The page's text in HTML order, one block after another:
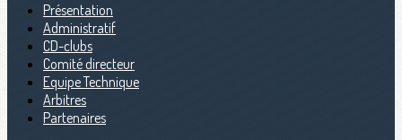
Présentation
Administratif
CD-clubs
Comité directeur
Equipe Technique
Arbitres
Partenaires